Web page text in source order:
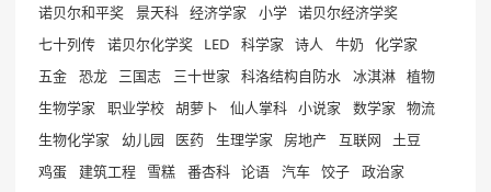
诺贝尔和平奖
景天科 经济学家 小学 诺贝尔经济学奖
七十列传
诺贝尔化学奖 LED 科学家 诗人 牛奶
化学家
五金
恐龙 三国志 三十世家 科洛结构自防水 冰淇淋 植物
生物学家
职业学校 胡萝卜 仙人掌科 小说家 数学家
物流
生物化学家
幼儿园 医药 生理学家 房地产 互联网
土豆
鸡蛋
建筑工程 雪糕 番杏科 论语 汽车 饺子
政治家